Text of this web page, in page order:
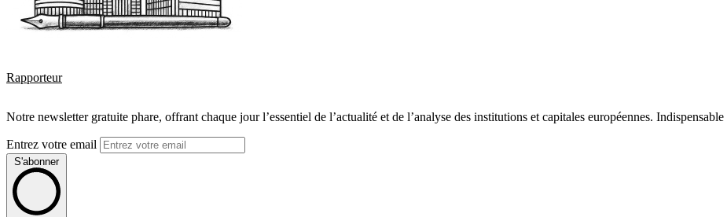
Rapporteur
Notre newsletter gratuite phare, offrant chaque jour l’essentiel de l’actualité et de l’analyse des institutions et capitales européennes.
Entrez votre email
S'abonner